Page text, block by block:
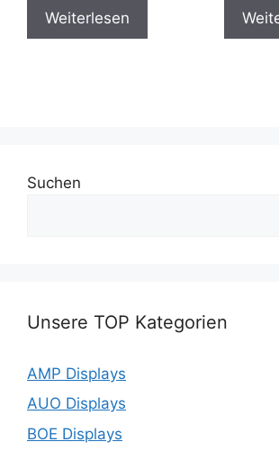
Weiterlesen
Suchen
Unsere TOP Kategorien
AMP Displays
AUO Displays
BOE Displays